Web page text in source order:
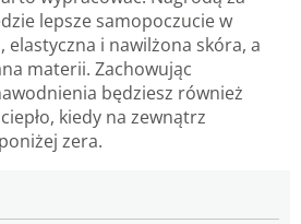
lepsze samopoczucie w
elastyczna i nawilżona skóra, a
materii. Zachowując
będziesz również
kiedy na zewnątrz
zera.